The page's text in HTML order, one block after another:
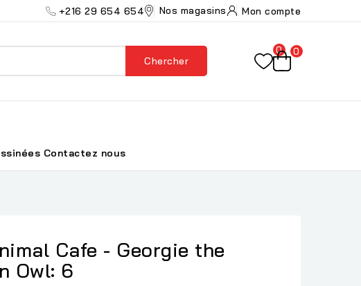
+216 29 654 654 Nos magasins Mon compte
Chercher
0 0
Contactez nous
Cafe - Georgie the
Owl: 6